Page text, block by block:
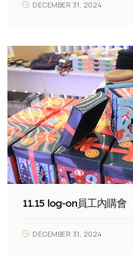
DECEMBER 31, 2024
11.15 log-on員工內購會
DECEMBER 31, 2024